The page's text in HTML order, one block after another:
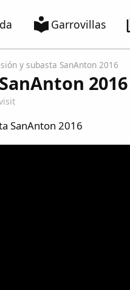
Garrovillas
y subasta SanAnton 2016
2016
SanAnton 2016